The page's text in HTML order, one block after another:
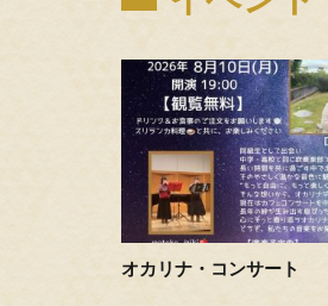
オカリナ・コンサート